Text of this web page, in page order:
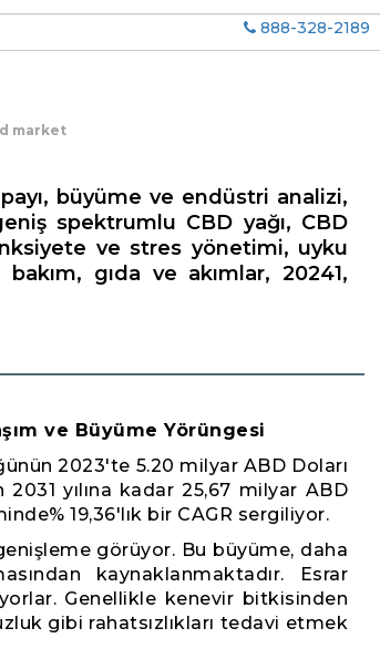
888-328-2189
market
büyüme ve endüstri analizi,
spektrumlu CBD yağı, CBD
ve stres yönetimi, uyku
gıda ve akımlar, 20241,
ve Büyüme Yörüngesi
2023'te 5.20 milyar ABD Doları
yılına kadar 25,67 milyar ABD
19,36'lık bir CAGR sergiliyor.
görüyor. Bu büyüme, daha
kaynaklanmaktadır. Esrar
Genellikle kenevir bitkisinden
gibi rahatsızlıkları tedavi etmek